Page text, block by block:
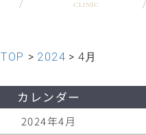
TOP > 2024 > 4月
CLINIC
カレンダー
2024年4月